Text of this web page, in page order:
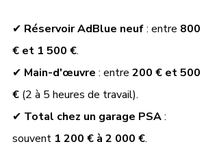
✔ Réservoir AdBlue neuf : entre 800
€ et 1 500 €.
✔ Main-d'œuvre : entre 200 € et 500
€ (2 à 5 heures de travail).
✔ Total chez un garage PSA :
souvent 1 200 € à 2 000 €.